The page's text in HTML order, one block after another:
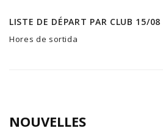
LISTE DE DÉPART PAR CLUB 15/08
Hores de sortida
NOUVELLES